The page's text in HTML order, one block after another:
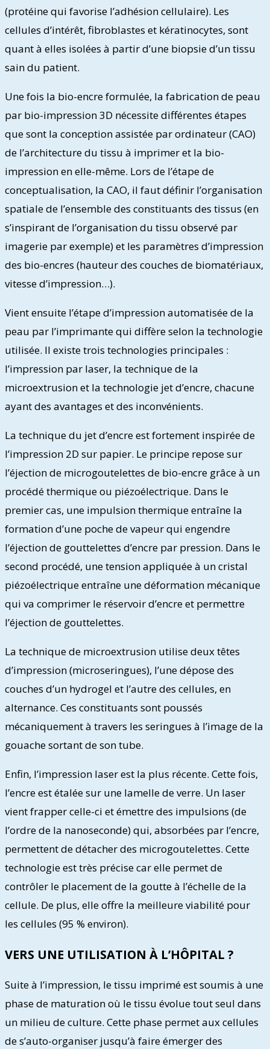
(protéine qui favorise l’adhésion cellulaire). Les
cellules d’intérêt, fibroblastes et kératinocytes, sont
quant à elles isolées à partir d’une biopsie d’un tissu
sain du patient.
Une fois la bio-encre formulée, la fabrication de peau
par bio-impression 3D nécessite différentes étapes
que sont la conception assistée par ordinateur (CAO)
de l’architecture du tissu à imprimer et la bio-
impression en elle-même. Lors de l’étape de
conceptualisation, la CAO, il faut définir l’organisation
spatiale de l’ensemble des constituants des tissus (en
s’inspirant de l’organisation du tissu observé par
imagerie par exemple) et les paramètres d’impression
des bio-encres (hauteur des couches de biomatériaux,
vitesse d’impression…).
Vient ensuite l’étape d’impression automatisée de la
peau par l’imprimante qui diffère selon la technologie
utilisée. Il existe trois technologies principales :
l’impression par laser, la technique de la
microextrusion et la technologie jet d’encre, chacune
ayant des avantages et des inconvénients.
La technique du jet d’encre est fortement inspirée de
l’impression 2D sur papier. Le principe repose sur
l’éjection de microgoutelettes de bio-encre grâce à un
procédé thermique ou piézoélectrique. Dans le
premier cas, une impulsion thermique entraîne la
formation d’une poche de vapeur qui engendre
l’éjection de gouttelettes d’encre par pression. Dans le
second procédé, une tension appliquée à un cristal
piézoélectrique entraîne une déformation mécanique
qui va comprimer le réservoir d’encre et permettre
l’éjection de gouttelettes.
La technique de microextrusion utilise deux têtes
d’impression (microseringues), l’une dépose des
couches d’un hydrogel et l’autre des cellules, en
alternance. Ces constituants sont poussés
mécaniquement à travers les seringues à l’image de la
gouache sortant de son tube.
Enfin, l’impression laser est la plus récente. Cette fois,
l’encre est étalée sur une lamelle de verre. Un laser
vient frapper celle-ci et émettre des impulsions (de
l’ordre de la nanoseconde) qui, absorbées par l’encre,
permettent de détacher des microgoutelettes. Cette
technologie est très précise car elle permet de
contrôler le placement de la goutte à l’échelle de la
cellule. De plus, elle offre la meilleure viabilité pour
les cellules (95 % environ).
VERS UNE UTILISATION À L’HÔPITAL ?
Suite à l’impression, le tissu imprimé est soumis à une
phase de maturation où le tissu évolue tout seul dans
un milieu de culture. Cette phase permet aux cellules
de s’auto-organiser jusqu’à faire émerger des